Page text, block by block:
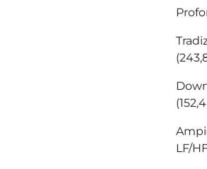
LF/